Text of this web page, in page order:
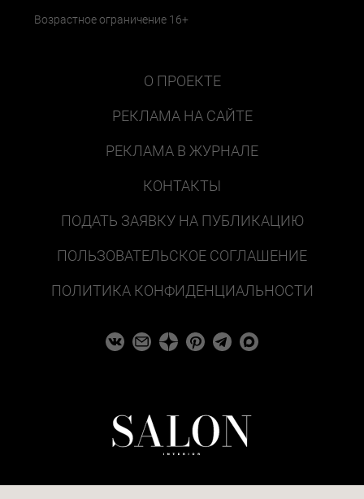
Возрастное ограничение 16+
О ПРОЕКТЕ
РЕКЛАМА НА САЙТЕ
РЕКЛАМА В ЖУРНАЛЕ
КОНТАКТЫ
ПОДАТЬ ЗАЯВКУ НА ПУБЛИКАЦИЮ
ПОЛЬЗОВАТЕЛЬСКОЕ СОГЛАШЕНИЕ
ПОЛИТИКА КОНФИДЕНЦИАЛЬНОСТИ